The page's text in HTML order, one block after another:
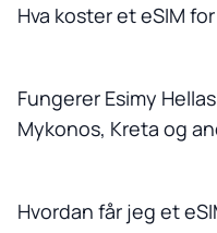
Hva koster et eSIM
Fungerer Esimy
Mykonos, Kreta og
Hvordan får jeg et